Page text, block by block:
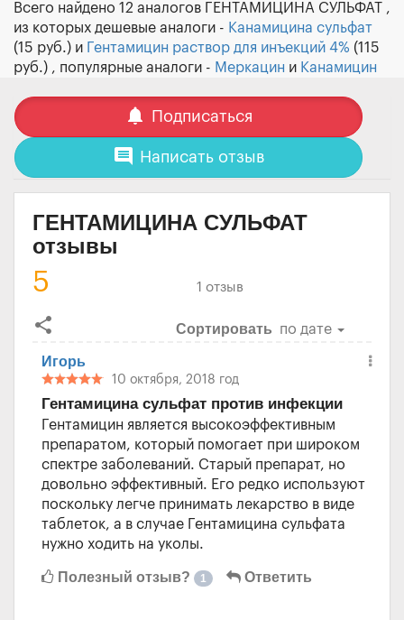
Всего найдено 12 аналогов ГЕНТАМИЦИНА СУЛЬФАТ ,
из которых дешевые аналоги - Канамицина сульфат
(15 руб.) и Гентамицин раствор для инъекций 4% (115
руб.) , популярные аналоги - Меркацин и Канамицин
notifications Подписаться
comment Написать отзыв
ГЕНТАМИЦИНА СУЛЬФАТ
отзывы
5 1 отзыв
share Сортировать по дате
Игорь
10 октября, 2018 год
Гентамицина сульфат против инфекции
Гентамицин является высокоэффективным
препаратом, который помогает при широком
спектре заболеваний. Старый препарат, но
довольно эффективный. Его редко используют
поскольку легче принимать лекарство в виде
таблеток, а в случае Гентамицина сульфата
нужно ходить на уколы.
Полезный отзыв? 1 Ответить